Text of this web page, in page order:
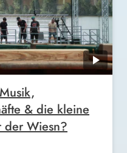
& die kleine
der Wiesn?